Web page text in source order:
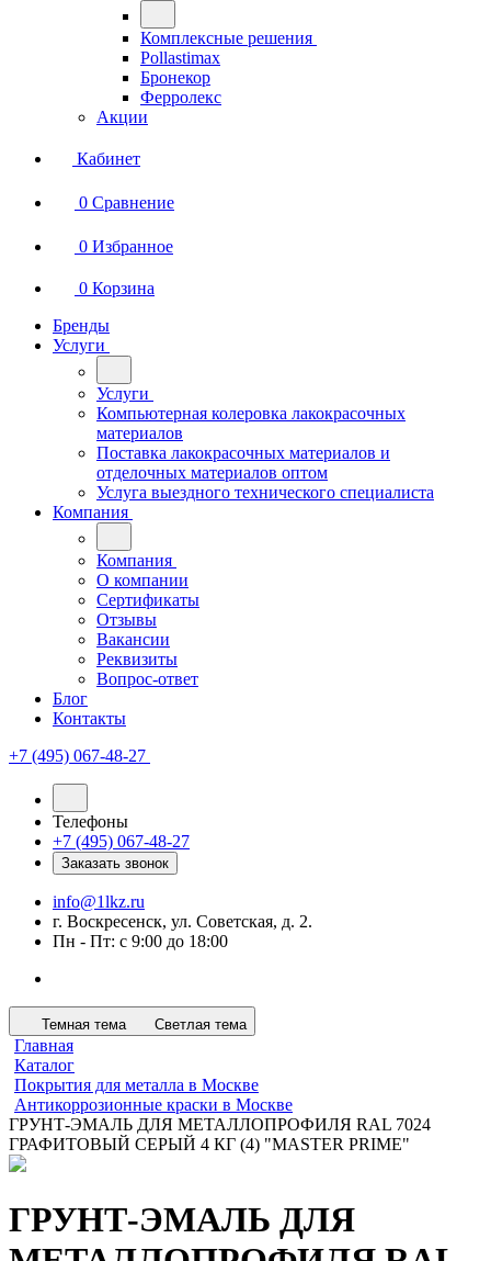
Комплексные решения
Pollastimax
Бронекор
Ферролекс
Акции
Кабинет
0 Сравнение
0 Избранное
0 Корзина
Бренды
Услуги
Услуги
Компьютерная колеровка лакокрасочных
материалов
Поставка лакокрасочных материалов и
отделочных материалов оптом
Услуга выездного технического специалиста
Компания
Компания
О компании
Сертификаты
Отзывы
Вакансии
Реквизиты
Вопрос-ответ
Блог
Контакты
+7 (495) 067-48-27
Телефоны
+7 (495) 067-48-27
Заказать звонок
info@1lkz.ru
г. Воскресенск, ул. Советская, д. 2.
Пн - Пт: с 9:00 до 18:00
Темная тема Светлая тема
Главная
Каталог
Покрытия для металла в Москве
Антикоррозионные краски в Москве
ГРУНТ-ЭМАЛЬ ДЛЯ МЕТАЛЛОПРОФИЛЯ RAL 7024
ГРАФИТОВЫЙ СЕРЫЙ 4 КГ (4) "MASTER PRIME"
ГРУНТ-ЭМАЛЬ ДЛЯ